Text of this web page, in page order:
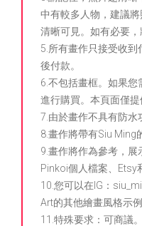
中有較多人物，建議
清晰可見。如有必要，
5.所有畫作只接受收
後付款。
6.不包括畫框。如果
進行購買。本頁面僅提
7.由於畫作不具有防水
8.畫作將帶有Siu Ming
9.畫作將作為參考，展
Pinkoi個人檔案、Etsy
10.您可以在IG：
Art的其他繪畫風格示例
11.特殊要求：可商議。